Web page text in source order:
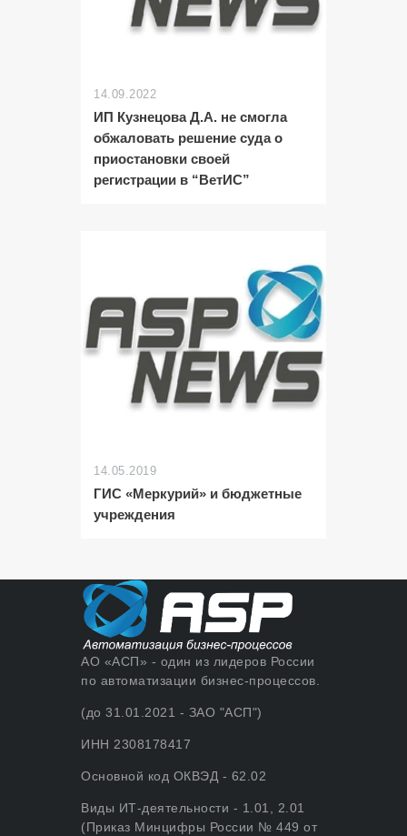
14.09.2022
ИП Кузнецова Д.А. не смогла
обжаловать решение суда о
приостановки своей
регистрации в “ВетИС”
14.05.2019
ГИС «Меркурий» и бюджетные
учреждения
АО «АСП» - один из лидеров России
по автоматизации бизнес-процессов.
(до 31.01.2021 - ЗАО "АСП")
ИНН 2308178417
Основной код ОКВЭД - 62.02
Виды ИТ-деятельности - 1.01, 2.01
(Приказ Минцифры России № 449 от